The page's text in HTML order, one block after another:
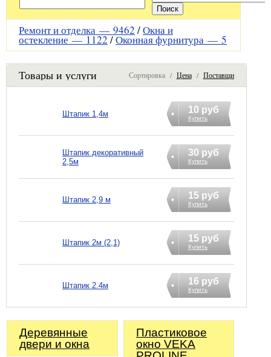
Ремонт и отделка — 9462 /Окна и
остекление —1122/Оконная фурнитура — 5
Товары и услуги Сортировка / Цена/ Поставщик
Штапик 1,4м 10 руб
Купить
Штапик декоративный
2,5м
30 руб
Купить
Штапик 2,9 м 15 руб
Купить
Штапик 2м (2,1) 15 руб
Купить
Штапик 2.4м 16 руб
Купить
Деревянные
двери и окна
Пластиковое
окно VEKA